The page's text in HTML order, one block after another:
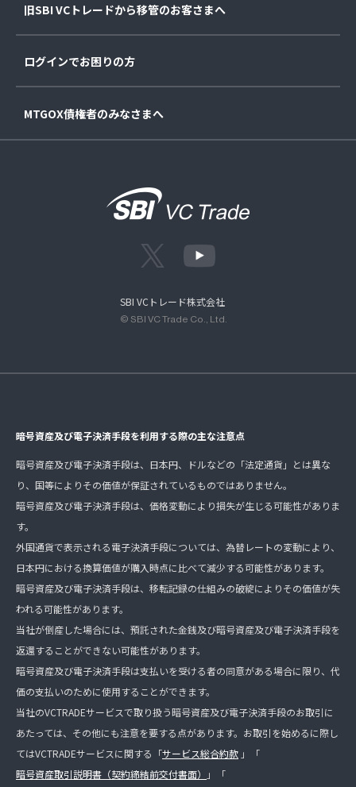
旧SBI VCトレードから移管のお客さまへ
ログインでお困りの方
MTGOX債権者のみなさまへ
SBI VCトレード株式会社
© SBI VC Trade Co., Ltd.
暗号資産及び電子決済手段を利用する際の主な注意点
暗号資産及び電子決済手段は、日本円、ドルなどの「法定通貨」とは異な
り、国等によりその価値が保証されているものではありません。
暗号資産及び電子決済手段は、価格変動により損失が生じる可能性がありま
す。
外国通貨で表示される電子決済手段については、為替レートの変動により、
日本円における換算価値が購入時点に比べて減少する可能性があります。
暗号資産及び電子決済手段は、移転記録の仕組みの破綻によりその価値が失
われる可能性があります。
当社が倒産した場合には、預託された金銭及び暗号資産及び電子決済手段を
返還することができない可能性があります。
暗号資産及び電子決済手段は支払いを受ける者の同意がある場合に限り、代
価の支払いのために使用することができます。
当社のVCTRADEサービスで取り扱う暗号資産及び電子決済手段のお取引に
あたっては、その他にも注意を要する点があります。お取引を始めるに際し
てはVCTRADEサービスに関する「サービス総合約款 」「
暗号資産取引説明書（契約締結前交付書面）
」「